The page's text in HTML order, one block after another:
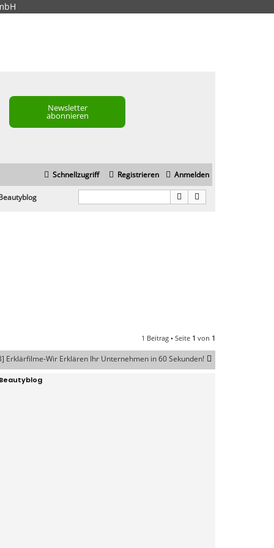
Newsletter
abonnieren
Schnellzugriff Anmelden
Registrieren
1 Beitrag • Seite 1 von 1
Erklärfilme-Wir Erklären Ihr Unternehmen in 60 Sekunden!